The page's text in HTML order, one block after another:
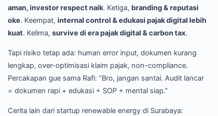
aman, investor respect naik. Ketiga, branding & reputasi
oke. Keempat, internal control & edukasi pajak digital lebih
kuat. Kelima, survive di era pajak digital & carbon tax.
Tapi risiko tetap ada: human error input, dokumen kurang
lengkap, over-optimisasi klaim pajak, non-compliance.
Percakapan gue sama Rafi: “Bro, jangan santai. Audit lancar
= dokumen rapi + edukasi + SOP + mental siap.”
Cerita lain dari startup renewable energy di Surabaya: